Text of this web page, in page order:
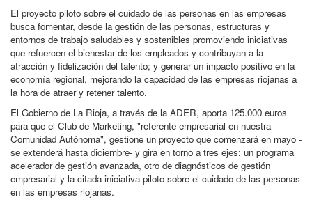
El proyecto piloto sobre el cuidado de las personas en las empresas
busca fomentar, desde la gestión de las personas, estructuras y
entornos de trabajo saludables y sostenibles promoviendo iniciativas
que refuercen el bienestar de los empleados y contribuyan a la
atracción y fidelización del talento; y generar un impacto positivo en la
economía regional, mejorando la capacidad de las empresas riojanas a
la hora de atraer y retener talento.
El Gobierno de La Rioja, a través de la ADER, aporta 125.000 euros
para que el Club de Marketing, "referente empresarial en nuestra
Comunidad Autónoma", gestione un proyecto que comenzará en mayo -
se extenderá hasta diciembre- y gira en torno a tres ejes: un programa
acelerador de gestión avanzada, otro de diagnósticos de gestión
empresarial y la citada iniciativa piloto sobre el cuidado de las personas
en las empresas riojanas.